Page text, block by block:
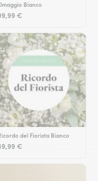
Bianco
€
del Fiorista Bianco
€